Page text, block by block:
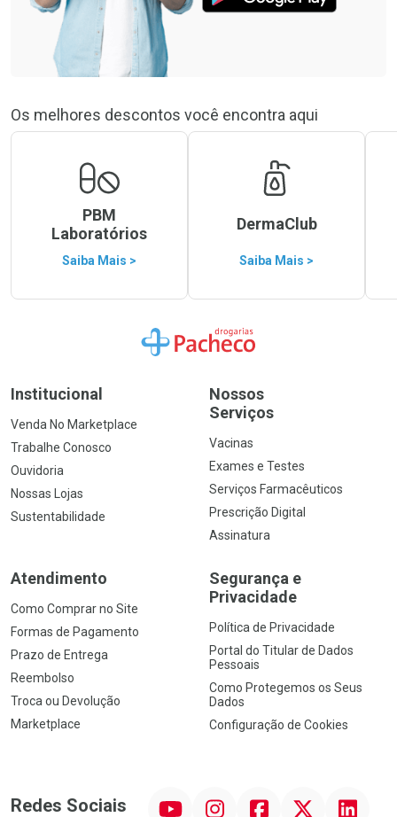
Os melhores descontos você encontra aqui
PBM
Laboratórios
Saiba Mais >
DermaClub
Saiba Mais >
Ir para a Home
Institucional
Venda No Marketplace
Trabalhe Conosco
Ouvidoria
Nossas Lojas
Sustentabilidade
Nossos
Serviços
Vacinas
Exames e Testes
Serviços Farmacêuticos
Prescrição Digital
Assinatura
Atendimento
Como Comprar no Site
Formas de Pagamento
Prazo de Entrega
Reembolso
Troca ou Devolução
Marketplace
Segurança e
Privacidade
Política de Privacidade
Portal do Titular de Dados
Pessoais
Como Protegemos os Seus
Dados
Configuração de Cookies
Redes Sociais InstagramFacebookTwitter Linkedin